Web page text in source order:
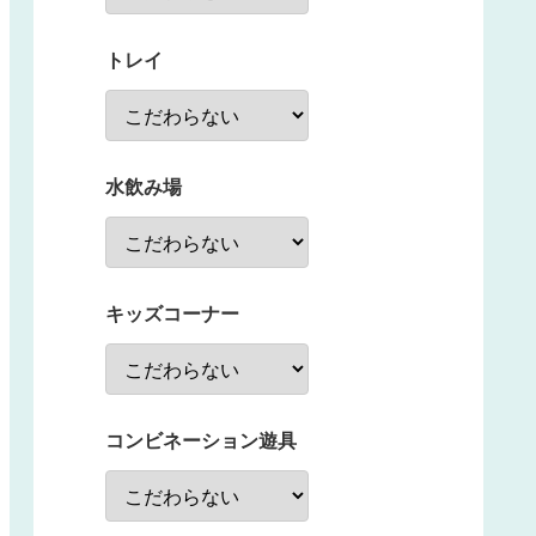
トレイ
水飲み場
キッズコーナー
コンビネーション遊具